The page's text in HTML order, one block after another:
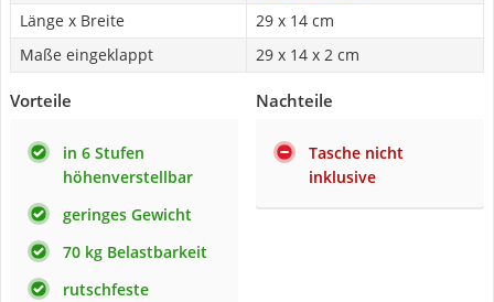
Länge x Breite
29 x 14 cm
Maße eingeklappt
29 x 14 x 2 cm
Vorteile
in 6 Stufen
höhenverstellbar
geringes Gewicht
70 kg Belastbarkeit
rutschfeste
Nachteile
Tasche nicht
inklusive